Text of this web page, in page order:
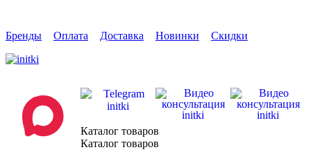
Бренды Оплата Доставка Новинки Скидки
Каталог товаров
Каталог товаров